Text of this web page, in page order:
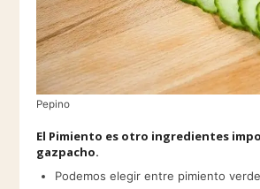
Pepino
El Pimiento es otro ingredientes
gazpacho.
​Podemos elegir entre pimiento